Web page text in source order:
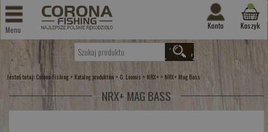
Menu Konto Koszyk
Jesteś tutaj: Corona-Fishing > Katalog produktów > G. Loomis > NRX+ > NRX+ Mag Bass
NRX+ MAG BASS